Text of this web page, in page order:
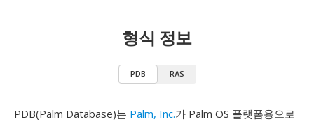
형식 정보
PDB RAS
PDB(Palm Database)는 Palm, Inc.가 Palm OS 플랫폼용으로